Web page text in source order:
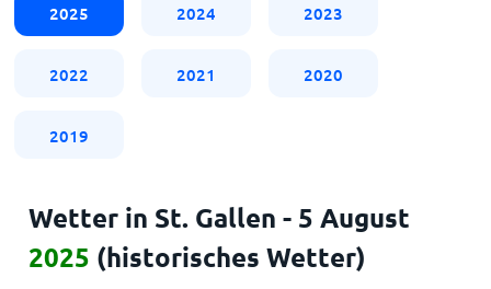
2025 2024 2023
2022 2021 2020
2019
Wetter in St. Gallen - 5 August
2025 (historisches Wetter)